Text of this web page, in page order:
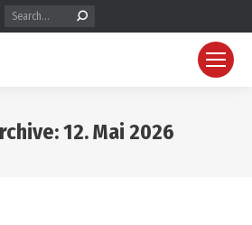
Search:
12. Mai 2026